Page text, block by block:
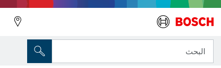
البحث
المتغير الذي اخترته
شفرة المنشار الدائري EXPERT Steel مقاس
305 x‏ 2.6/2.2 x‏ 25.4 ملم، T60